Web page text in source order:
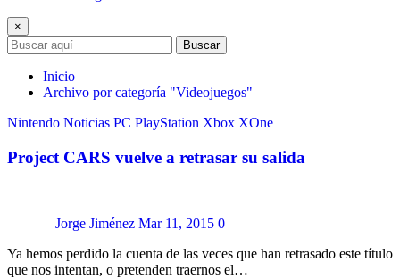
×
Buscar
Inicio
Archivo por categoría "Videojuegos"
Nintendo Noticias PC PlayStation Xbox XOne
Project CARS vuelve a retrasar su salida
Jorge Jiménez Mar 11, 2015 0
Ya hemos perdido la cuenta de las veces que han retrasado este título
que nos intentan, o pretenden traernos el…